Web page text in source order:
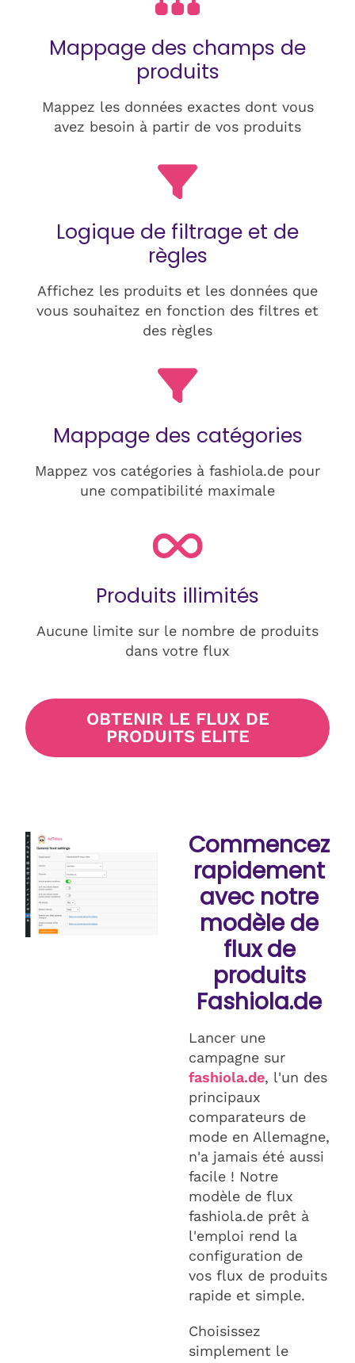
Mappage des champs de
produits
Mappez les données exactes dont vous
avez besoin à partir de vos produits
Logique de filtrage et de
règles
Affichez les produits et les données que
vous souhaitez en fonction des filtres et
des règles
Mappage des catégories
Mappez vos catégories à fashiola.de pour
une compatibilité maximale
Produits illimités
Aucune limite sur le nombre de produits
dans votre flux
OBTENIR LE FLUX DE
PRODUITS ELITE
Commencez
rapidement
avec notre
modèle de
flux de
produits
Fashiola.de
Lancer une
campagne sur
fashiola.de, l'un des
principaux
comparateurs de
mode en Allemagne,
n'a jamais été aussi
facile ! Notre
modèle de flux
fashiola.de prêt à
l'emploi rend la
configuration de
vos flux de produits
rapide et simple.
Choisissez
simplement le